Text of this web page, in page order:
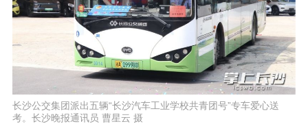
长沙公交集团派出五辆“长沙汽车工业学校共青团号”专车爱心送
考。长沙晚报通讯员 曹星云 摄